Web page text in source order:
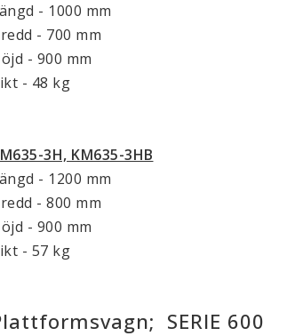
- 1000 mm
- 700 mm
- 900 mm
- 48 kg
3H, KM635-3HB
- 1200 mm
- 800 mm
- 900 mm
- 57 kg
SERIE 600